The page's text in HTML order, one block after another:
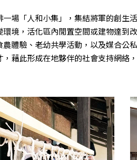
場「人和小集」，集結將軍的創生
境，活化區內閒置空間或建物達到
體驗、老幼共學活動，以及媒合公
藉此形成在地夥伴的社會支持網絡